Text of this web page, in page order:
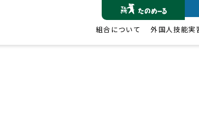
組合について 外国人技能実